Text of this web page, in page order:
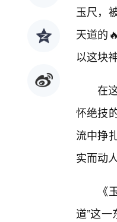
玉尺，
天道的
以这块
在
怀绝技
流中挣
实而动人
《
道”这